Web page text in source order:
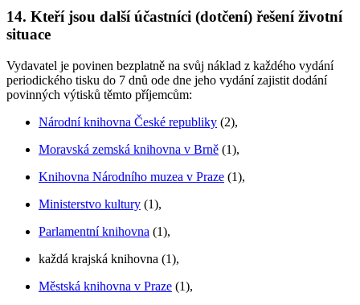
14. Kteří jsou další účastníci (dotčení) řešení životní
situace
Vydavatel je povinen bezplatně na svůj náklad z každého vydání
periodického tisku do 7 dnů ode dne jeho vydání zajistit dodání
povinných výtisků těmto příjemcům:
Národní knihovna České republiky (2),
Moravská zemská knihovna v Brně (1),
Knihovna Národního muzea v Praze (1),
Ministerstvo kultury (1),
Parlamentní knihovna (1),
každá krajská knihovna (1),
Městská knihovna v Praze (1),